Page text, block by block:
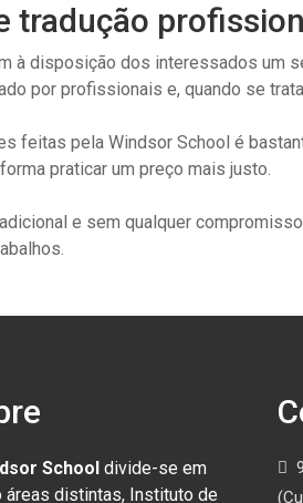
tradução
à disposição dos interessados um
por profissionais e, quando se
feitas pela Windsor School é
praticar um preço mais justo.
e sem qualquer
School divide-se em
áreas distintas, Instituto de